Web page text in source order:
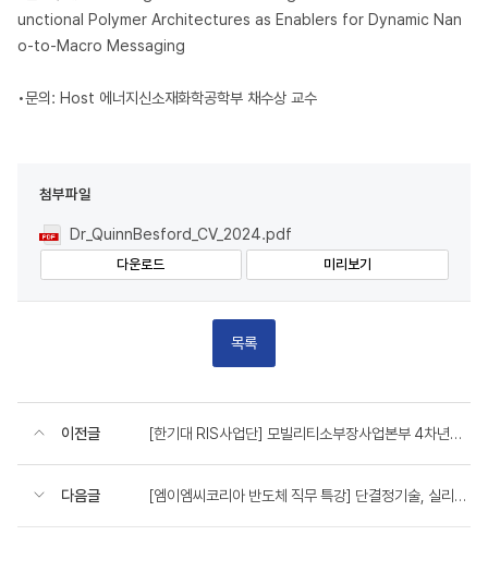
unctional Polymer Architectures as Enablers for Dynamic Nan
o-to-Macro Messaging
•문의: Host 에너지신소재화학공학부 채수상 교수
첨부파일
Dr_QuinnBesford_CV_2024.pdf
다운로드 미리보기
목록
이전글 [한기대 RIS사업단] 모빌리티소부장사업본부 4차년도 사업설명회 개최 홍보
다음글 [엠이엠씨코리아 반도체 직무 특강] 단결정기술, 실리콘웨이퍼링 공정기술 관련 특강